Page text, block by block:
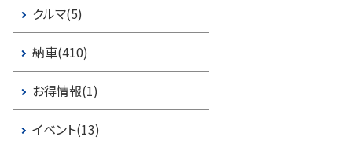
クルマ(5)
納車(410)
お得情報(1)
イベント(13)